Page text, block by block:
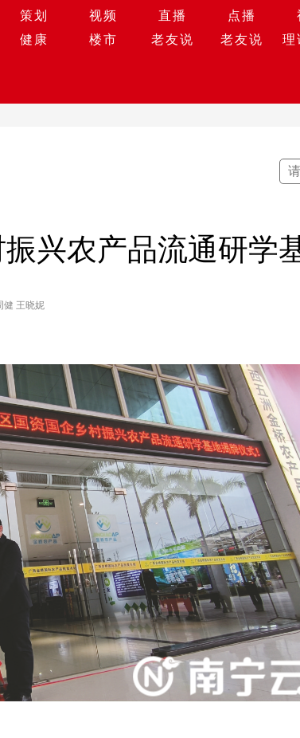
策划 视频 直播 点播
健康 楼市 老友说 老友说
理
兴农产品流通研学
健 王晓妮